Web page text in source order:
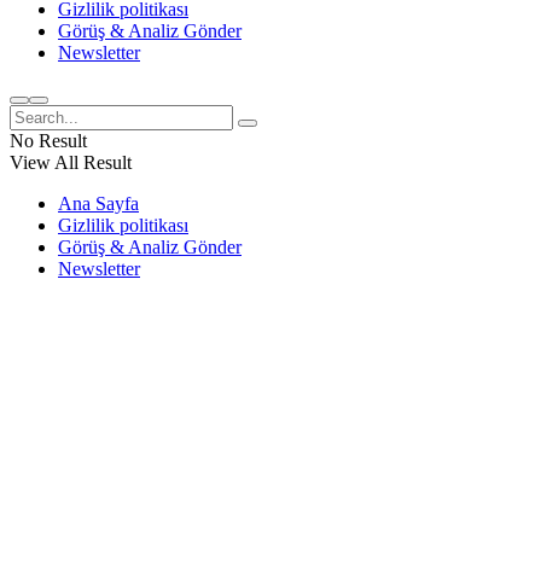
Gizlilik politikası
Görüş & Analiz Gönder
Newsletter
No Result
View All Result
Ana Sayfa
Gizlilik politikası
Görüş & Analiz Gönder
Newsletter